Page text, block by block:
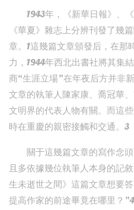
1943年，《新華日報》、
《華夏》雜志上分辨刊發了幾
章。1這幾篇文章頒發后，在那
力，1944年西北出書社將其集
商“生涯立場”在年夜后方并非
文章的執筆人陳家康、喬冠華
文明界的代表人物有關。而這
時在重慶的親密接觸和交通。3
關于這幾篇文章的寫作念
且多依據幾位執筆人本身的記
生未逝世之間》這篇文章想要
提高作家的前途畢竟在哪里？